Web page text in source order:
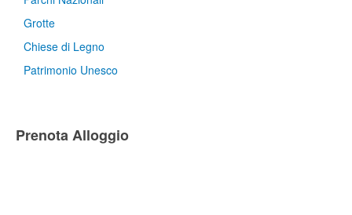
Grotte
Chiese di Legno
Patrimonio Unesco
Prenota Alloggio